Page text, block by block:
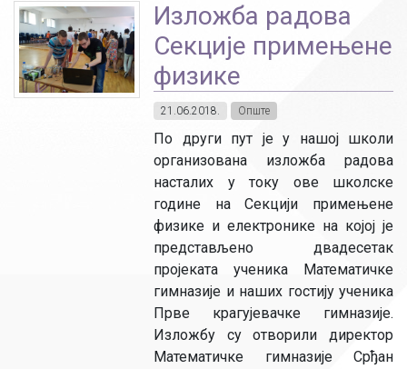
Изложба радова
Секције примењене
физике
21.06.2018. Опште
По други пут је у нашој школи
организована изложба радова
насталих у току ове школске
године на Секцији примењене
физике и електронике на којој је
представљено двадесетак
пројеката ученика Математичке
гимназије и наших гостију ученика
Прве крагујевачке гимназије.
Изложбу су отворили директор
Математичке гимназије Срђан